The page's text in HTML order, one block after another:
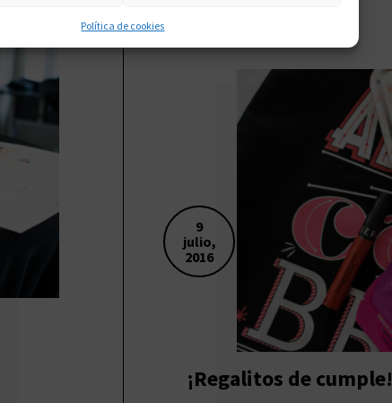
Política de cookies
9
julio,
2016
¡Regalitos de cumple!